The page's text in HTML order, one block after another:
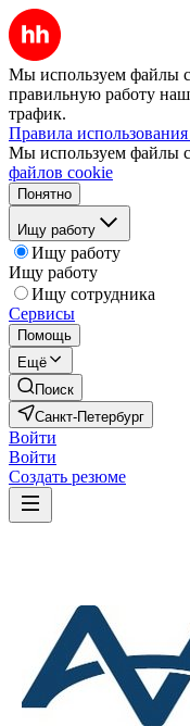
Мы используем файлы
правильную работу
трафик.
Правила
Мы используем файлы
файлов cookie
Понятно
Ищу работу
Ищу работу
Ищу работу
Ищу сотрудника
Сервисы
Помощь
Ещё
Поиск
Санкт-Петербург
Войти
Войти
Создать резюме